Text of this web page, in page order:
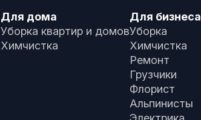
Для дома
Уборка квартир и домов
Химчистка
Для бизнеса
Уборка
Химчистка
Ремонт
Грузчики
Флорист
Альпинисты